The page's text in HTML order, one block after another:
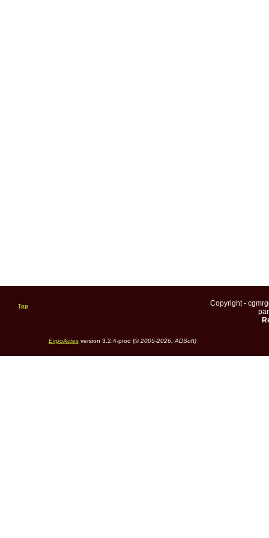
Top
Copyright -
ExpoActesversion 3.2.4-prod (©2005-2026, ADSoft)